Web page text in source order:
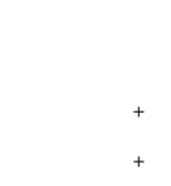

